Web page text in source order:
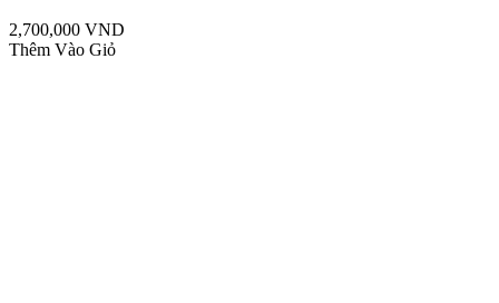
2,700,000 VND
Thêm Vào Giỏ